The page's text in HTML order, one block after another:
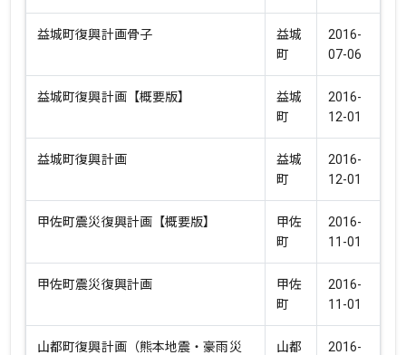
益城町復興計画骨子
益城
町
2016-
07-06
益城町復興計画【概要版】
益城
町
2016-
12-01
益城町復興計画
益城
町
2016-
12-01
甲佐町震災復興計画【概要版】
甲佐
町
2016-
11-01
甲佐町震災復興計画
甲佐
町
2016-
11-01
山都町復興計画（熊本地震・豪雨災
山都
2016-